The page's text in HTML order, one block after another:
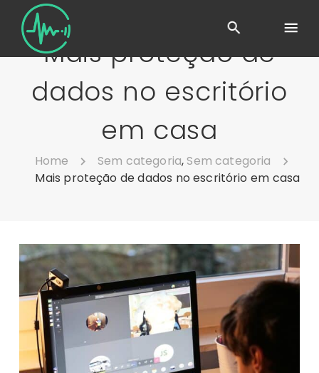
Mais proteção de
dados no escritório
em casa
Home Sem categoria, Sem categoria
Mais proteção de dados no escritório em casa